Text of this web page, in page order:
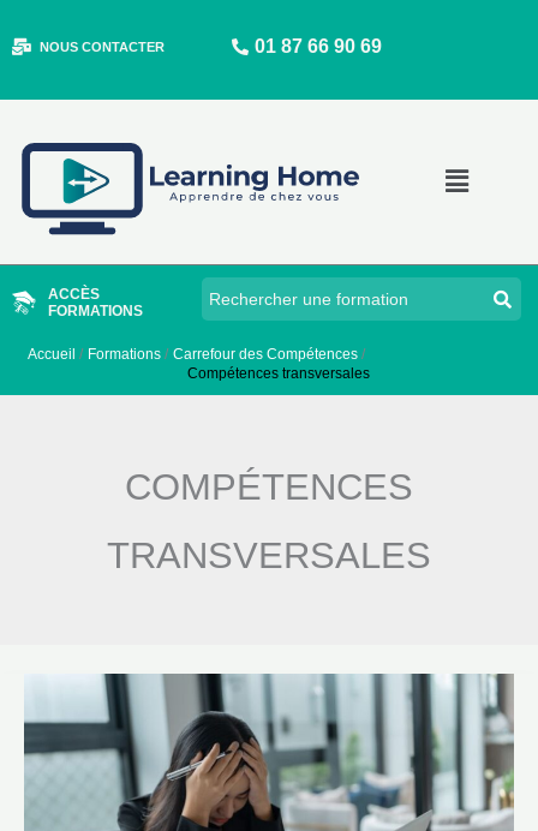
au
NOUS CONTACTER 01 87 66 90 69
Main
ACCÈS
FORMATIONS
Accueil Formations
Carrefour des Compétences
Compétences transversales
COMPÉTENCES
TRANSVERSALES